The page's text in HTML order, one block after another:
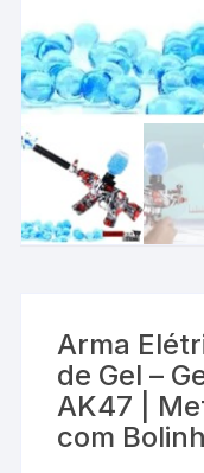
Arma
de Gel –
AK47 |
com